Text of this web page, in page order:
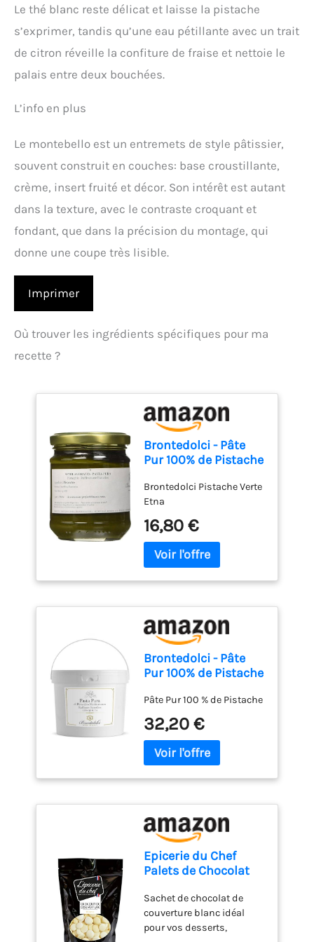
Le thé blanc reste délicat et laisse la pistache
s’exprimer, tandis qu’une eau pétillante avec un trait
de citron réveille la confiture de fraise et nettoie le
palais entre deux bouchées.
L’info en plus
Le montebello est un entremets de style pâtissier,
souvent construit en couches: base croustillante,
crème, insert fruité et décor. Son intérêt est autant
dans la texture, avec le contraste croquant et
fondant, que dans la précision du montage, qui
donne une coupe très lisible.
Imprimer
Où trouver les ingrédients spécifiques pour ma
recette ?
Brontedolci - Pâte
Pur 100% de Pistache
- 190g
Brontedolci Pistache Verte
Etna
16,80 €
Brontedolci - Pâte
Pur 100% de Pistache
(500, Grammes)
Pâte Pur 100 % de Pistache
32,20 €
Epicerie du Chef
Palets de Chocolat
Sachet de chocolat de
couverture blanc idéal
pour vos desserts,